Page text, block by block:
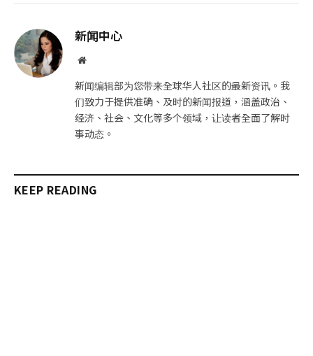
新闻中心
网
新闻编辑部为您带来全球华人社区的最新资讯。我
们致力于提供准确、及时的新闻报道，涵盖政治、
经济、社会、文化等多个领域，让读者全面了解时
事动态。
KEEP READING